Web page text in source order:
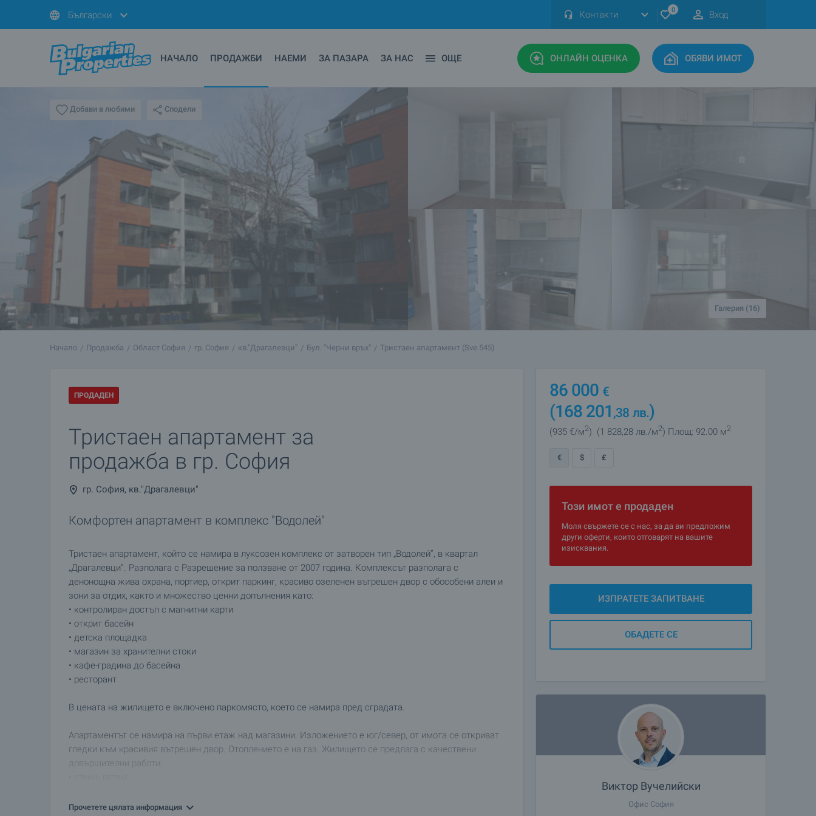
Български Контакти 0 Вход
НАЧАЛО ПРОДАЖБИ НАЕМИ ЗА ПАЗАРА ЗА НАС ОЩЕ ОНЛАЙН ОЦЕНКА ОБЯВИ ИМОТ
Добави в любими Сподели
Галерия (16)
Начало Продажба Област София гр. София кв."Драгалевци" Бул. "Черни връх" Тристаен апартамент (Sve 545)
ПРОДАДЕН
Тристаен апартамент за
продажба в гр. София
гр. София, кв."Драгалевци"
Комфортен апартамент в комплекс "Водолей"
Тристаен апартамент, който се намира в луксозен комплекс от затворен тип „Водолей”, в квартал
„Драгалевци”. Разполага с Разрешение за ползване от 2007 година. Комплексът разполага с
денонощна жива охрана, портиер, открит паркинг, красиво озеленен вътрешен двор с обособени алеи и
зони за отдих, както и множество ценни допълнения като:
• контролиран достъп с магнитни карти
• открит басейн
• детска площадка
• магазин за хранителни стоки
• кафе-градина до басейна
• ресторант
В цената на жилището е включено паркомясто, което се намира пред сградата.
Апартаментът се намира на първи етаж над магазини. Изложението е юг/север, от имота се откриват
гледки към красивия вътрешен двор. Отоплението е на газ. Жилището се предлага с качествени
довършителни работи:
• поставена е четирикамена PVC дограма
Прочетете цялата информация
86 000 €
(168 201 ,38 лв.)
(935 €/м2) (1 828,28 лв./м2) Площ: 92.00 м2
€ $ £
Този имот е продаден
Моля свържете се с нас, за да ви предложим
други оферти, които отговарят на вашите
изисквания.
ИЗПРАТЕТЕ ЗАПИТВАНЕ
ОБАДЕТЕ СЕ
Виктор Вучелийски
Офис София